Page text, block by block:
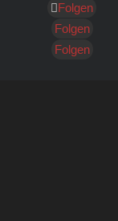
Folgen
Folgen
Folgen
SEHR GUT
Blick aufs